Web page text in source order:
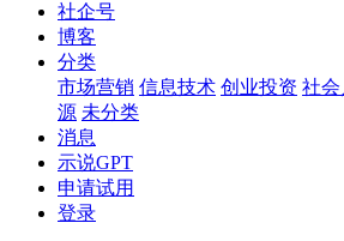
社企号
博客
分类
市场营销 信息技术 创业投资 社会
源 未分类
消息
示说GPT
申请试用
登录